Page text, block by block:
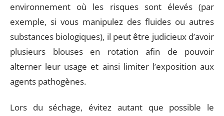
environnement où les risques sont élevés (par
exemple, si vous manipulez des fluides ou autres
substances biologiques), il peut être judicieux d’avoir
plusieurs blouses en rotation afin de pouvoir
alterner leur usage et ainsi limiter l’exposition aux
agents pathogènes.
Lors du séchage, évitez autant que possible le